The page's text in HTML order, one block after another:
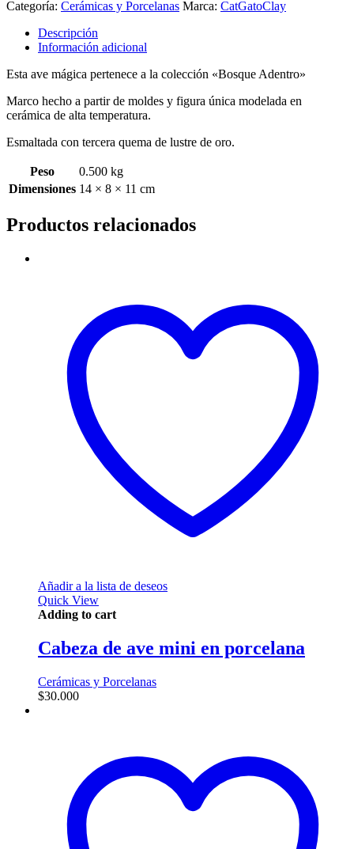
Categoría: Cerámicas y Porcelanas Marca: CatGatoClay
Descripción
Información adicional
Esta ave mágica pertenece a la colección «Bosque Adentro»
Marco hecho a partir de moldes y figura única modelada en
cerámica de alta temperatura.
Esmaltada con tercera quema de lustre de oro.
Peso
0.500 kg
Dimensiones 14 × 8 × 11 cm
Productos relacionados
Añadir a la lista de deseos
Quick View
Adding to cart
Cabeza de ave mini en porcelana
Cerámicas y Porcelanas
$30.000